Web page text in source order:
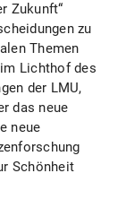
Zukunft“
zu
Themen
Lichthof des
der LMU,
das neue
neue
Schönheit